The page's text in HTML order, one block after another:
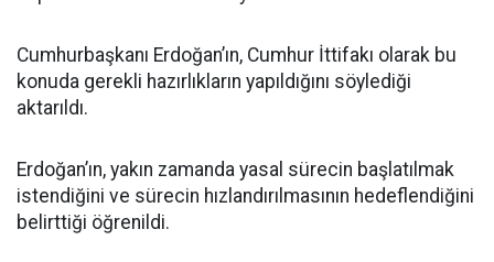
Cumhurbaşkanı Erdoğan’ın, Cumhur İttifakı olarak bu
konuda gerekli hazırlıkların yapıldığını söylediği
aktarıldı.
Erdoğan’ın, yakın zamanda yasal sürecin başlatılmak
istendiğini ve sürecin hızlandırılmasının hedeflendiğini
belirttiği öğrenildi.